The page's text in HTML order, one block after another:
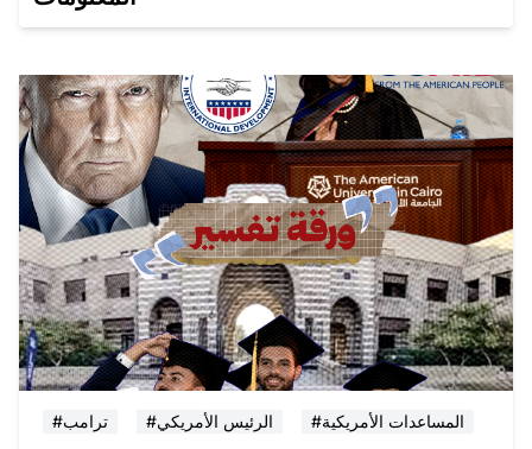
#ترامب #الرئيس الأمريكي #المساعدات الأمريكية